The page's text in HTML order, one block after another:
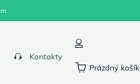
Kontakty
Nákupní
Prázdný košík